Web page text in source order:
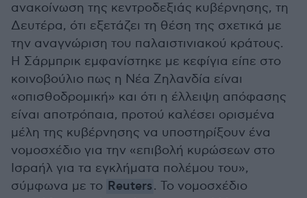
ανακοίνωση της κεντροδεξιάς κυβέρνησης, τη
Δευτέρα, ότι εξετάζει τη θέση της σχετικά με
την αναγνώριση του παλαιστινιακού κράτους.
Η Σάρμπρικ εμφανίστηκε με κεφίγια είπε στο
κοινοβούλιο πως η Νέα Ζηλανδία είναι
«οπισθοδρομική» και ότι η έλλειψη απόφασης
είναι αποτρόπαια, προτού καλέσει ορισμένα
μέλη της κυβέρνησης να υποστηρίξουν ένα
νομοσχέδιο για την «επιβολή κυρώσεων στο
Ισραήλ για τα εγκλήματα πολέμου του»,
σύμφωνα με το Reuters. Το νομοσχέδιο